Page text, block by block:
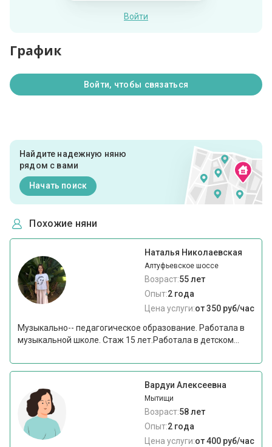
Войти
График
Войти, чтобы связаться
Найдите надежную няню
рядом с вами
Начать поиск
Похожие няни
Наталья Николаевская
Алтуфьевское шоссе
Возраст:55 лет
Опыт:2 года
Цена услуги:от 350 руб/час
Музыкально-- педагогическое образование. Работала в
музыкальной школе. Стаж 15 лет.Работала в детском...
Вардуи Алексеевна
Мытищи
Возраст:58 лет
Опыт:2 года
Цена услуги:от 400 руб/час